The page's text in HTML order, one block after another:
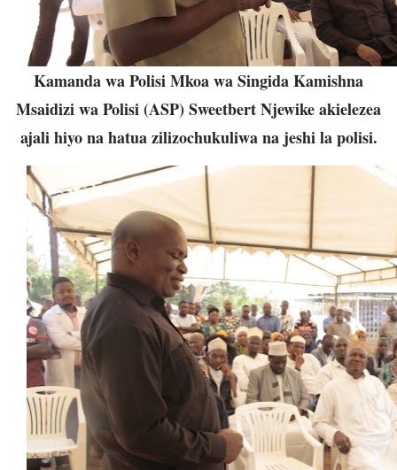
Kamanda wa Polisi Mkoa wa Singida Kamishna
Msaidizi wa Polisi (ASP) Sweetbert Njewike akielezea
ajali hiyo na hatua zilizochukuliwa na jeshi la polisi.